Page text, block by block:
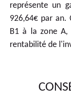
représente un
926,64€ par an.
B1 à la zone
rentabilité de